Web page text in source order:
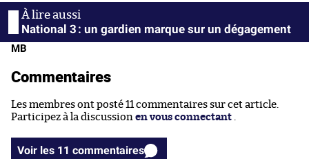
National 3 : un gardien marque sur un dégagement
MB
Commentaires
Les membres ont posté 11 commentaires sur cet article.
Participez à la discussion en vous connectant
Voir les 11 commentaires